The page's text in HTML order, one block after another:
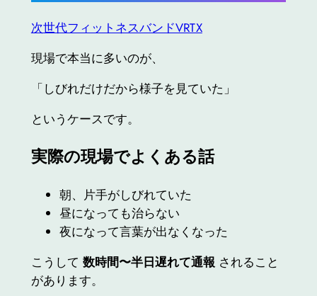
次世代フィットネスバンドVRTX
現場で本当に多いのが、
「しびれだけだから様子を見ていた」
というケースです。
実際の現場でよくある話
朝、片手がしびれていた
昼になっても治らない
夜になって言葉が出なくなった
こうして 数時間〜半日遅れて通報されること
があります。